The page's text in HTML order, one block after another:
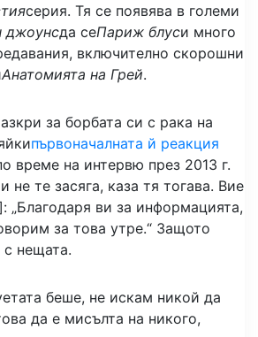
серия. Тя се появява в големи
джоунсда сеПариж блуси много
включително скорошни
Анатомията на Грей.
за борбата си с рака на
първоначалната й реакция
време на интервю през 2013 г.
не те засяга, каза тя тогава. Вие
„Благодаря ви за информацията,
за това утре.“ Защото
с нещата.
беше, не искам никой да
да е мисълта на никого,